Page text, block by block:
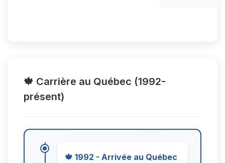
🍁 Carrière au Québec (1992-
présent)
🍁 1992 - Arrivée au Québec